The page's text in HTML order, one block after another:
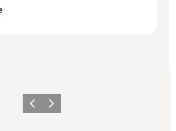
ZurückWeiter